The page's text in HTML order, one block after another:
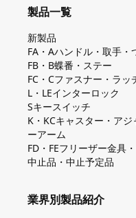
製品一覧
新製品
FA・Aハンドル・取手・
FB・B蝶番・ステー
FC・Cファスナー・ラ
L・LEインターロック
Sキースイッチ
K・KCキャスター・ア
ーアーム
FD・FEフリーザー金具
中止品・中止予定品
業界別製品紹介